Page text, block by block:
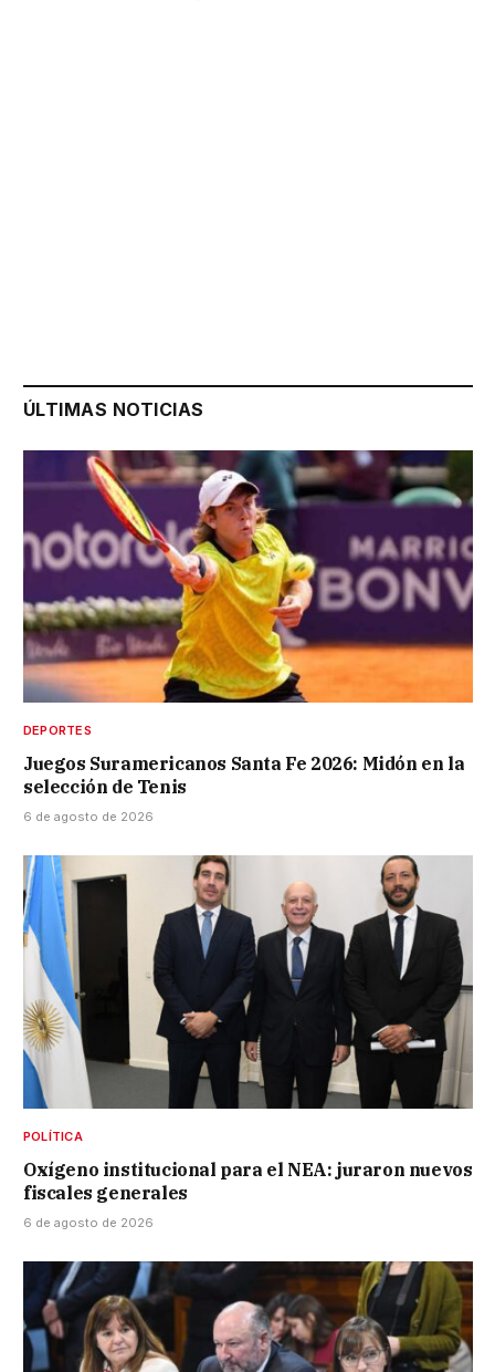
ÚLTIMAS NOTICIAS
DEPORTES
Juegos Suramericanos Santa Fe 2026: Midón en la
selección de Tenis
6 de agosto de 2026
POLÍTICA
Oxígeno institucional para el NEA: juraron nuevos
fiscales generales
6 de agosto de 2026